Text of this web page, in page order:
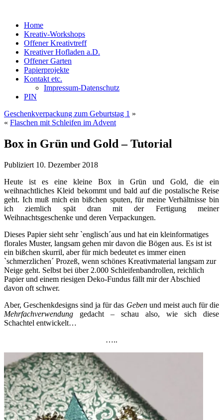
Home
Kreativ-Workshops
Offener Kreativtreff
Kreativer Hofladen a.D.
Offener Garten
Papierprojekte
Kontakt etc.
Impressum-Datenschutz
PIN
Geschenkverpackung zum Geburtstag 1 »
« Flaschen mit Schleifen im Advent
Box in Grün und Gold – Tutorial
Publiziert 10. Dezember 2018
Heute ist es eine kleine Box in Grün und Gold, die ein
weihnachtliches Kleid bekommt und bald auf die postalische Reise
geht. Ich muß mich ein bißchen sputen, für meine Verhältnisse bin
ich ziemlich spät dran mit der Fertigung meiner
Weihnachtsgeschenke und deren Verpackungen.
Dieses Papier sieht sehr `englisch´aus und hat ein kleinformatiges
florales Muster, langsam gehen mir davon die Bögen aus. Es ist ist
ein bißchen skurril, aber für mich bedeutet es immer einen
`schmerzlichen´ Prozeß, wenn schönes Kreativmaterial langsam zur
Neige geht. Selbst bei über 2.000 Schleifenbandrollen, reichlich
Papier und einem riesigen Deko-Fundus fällt mir der Abschied
davon oft schwer.
Aber, Geschenkdesigns sind ja für das Gebenund meist auch für die
Mehrfachverwendung gedacht – schau also, wie sich diese
Schachtel entwickelt…
…..